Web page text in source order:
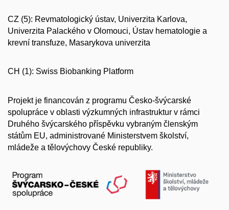
CZ (5): Revmatologický ústav, Univerzita Karlova,
Univerzita Palackého v Olomouci, Ústav hematologie a
krevní transfuze, Masarykova univerzita
CH (1): Swiss Biobanking Platform
Projekt je financován z programu Česko-švýcarské
spolupráce v oblasti výzkumných infrastruktur v rámci
Druhého švýcarského příspěvku vybraným členským
státům EU, administrované Ministerstvem školství,
mládeže a tělovýchovy České republiky.